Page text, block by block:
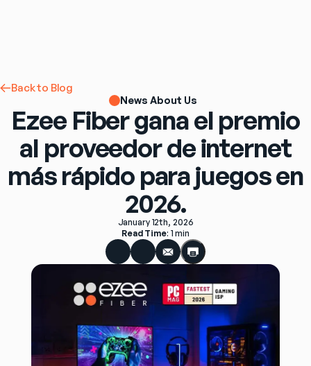
Back to Blog
News About Us
Ezee Fiber gana el premio
al proveedor de internet
más rápido para juegos en
2026.
January 12th, 2026
Read Time: 1 min